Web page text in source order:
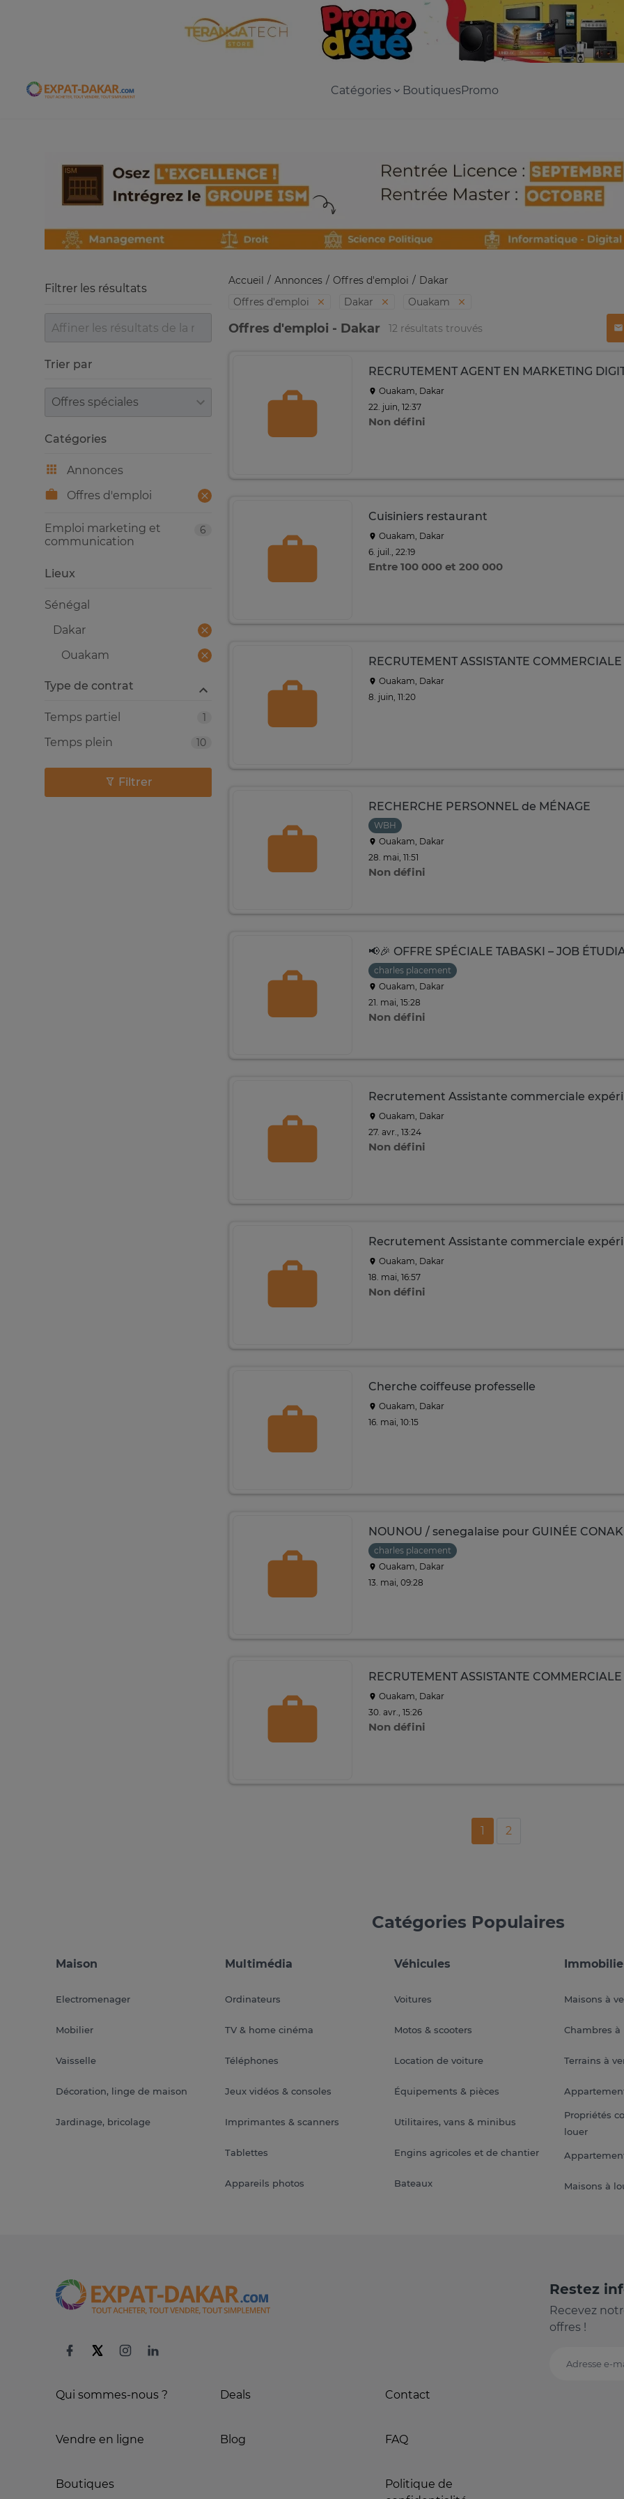
Expat-Dakar Catégories BoutiquesPromo
Accueil Annonces Offres d'emploi
Dakar
Offres d'emploi
Dakar Ouakam
Offres d'emploi - Dakar 12 résultats trouvés
RECRUTEMENT AGENT EN MARKETING
Ouakam, Dakar
22. juin, 12:37
Non défini
Cuisiniers restaurant
Ouakam, Dakar
6. juil., 22:19
Entre 100 000 et 200 000
RECRUTEMENT ASSISTANTE COMMERCIALE
Ouakam, Dakar
8. juin, 11:20
RECHERCHE PERSONNEL de MÉNAGE
WBH
Ouakam, Dakar
28. mai, 11:51
Non défini
charles placement
Ouakam, Dakar
21. mai, 15:28
Non défini
Recrutement Assistante commerciale
Ouakam, Dakar
27. avr., 13:24
Non défini
Recrutement Assistante commerciale
Ouakam, Dakar
18. mai, 16:57
Non défini
Cherche coiffeuse professelle
Ouakam, Dakar
16. mai, 10:15
NOUNOU / senegalaise pour GUINÉE
charles placement
Ouakam, Dakar
13. mai, 09:28
RECRUTEMENT ASSISTANTE COMMERCIALE
Ouakam, Dakar
30. avr., 15:26
Non défini
1 2
Filtrer les résultats
Trier par
Trier par
Catégories
Annonces
Offres d'emploi
6
Emploi marketing et
communication
Lieux
Sénégal
Dakar
Ouakam
Type de contrat
1
Temps partiel
10
Temps plein
Filtrer
Catégories Populaires
Maison
Electromenager
Mobilier
Vaisselle
Décoration, linge de maison
Jardinage, bricolage
Multimédia
Ordinateurs
TV & home cinéma
Téléphones
Jeux vidéos & consoles
Imprimantes & scanners
Tablettes
Appareils photos
Véhicules
Voitures
Motos & scooters
Location de voiture
Équipements & pièces
Utilitaires, vans & minibus
Engins agricoles et de chantier
Bateaux
Maisons à
Chambres à
Terrains à
Propriétés
louer
Maisons à
Qui sommes-nous ?
Vendre en ligne
Boutiques
Deals
Blog
Contact
FAQ
Politique de
Restez
Recevez
offres !
Adresse e-